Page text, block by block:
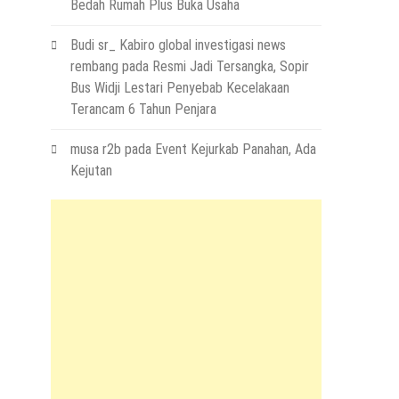
Bedah Rumah Plus Buka Usaha
Budi sr_ Kabiro global investigasi news
rembang pada Resmi Jadi Tersangka, Sopir
Bus Widji Lestari Penyebab Kecelakaan
Terancam 6 Tahun Penjara
musa r2b pada Event Kejurkab Panahan, Ada
Kejutan